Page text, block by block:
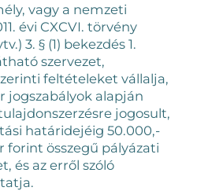
vagy a nemzeti
évi CXCVI. törvény
3. § (1) bekezdés 1.
szervezet,
feltételeket vállalja,
jogszabályok alapján
jogosult,
határidejéig 50.000,-
forint összegű pályázati
és az erről szóló